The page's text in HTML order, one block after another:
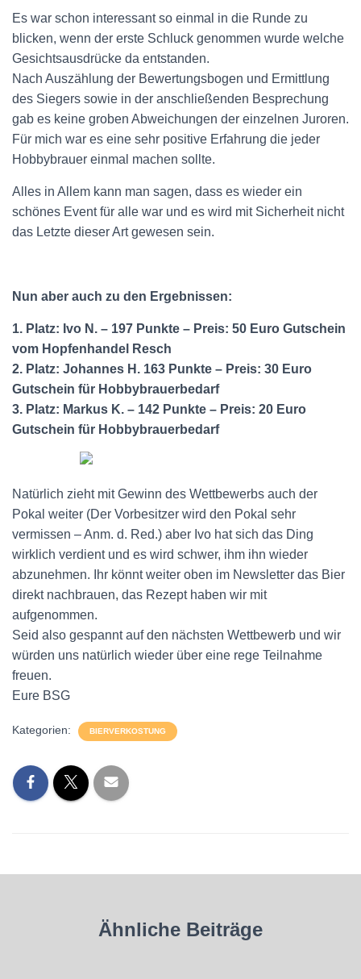
Es war schon interessant so einmal in die Runde zu
blicken, wenn der erste Schluck genommen wurde welche
Gesichtsausdrücke da entstanden.
Nach Auszählung der Bewertungsbogen und Ermittlung
des Siegers sowie in der anschließenden Besprechung
gab es keine groben Abweichungen der einzelnen Juroren.
Für mich war es eine sehr positive Erfahrung die jeder
Hobbybrauer einmal machen sollte.
Alles in Allem kann man sagen, dass es wieder ein
schönes Event für alle war und es wird mit Sicherheit nicht
das Letzte dieser Art gewesen sein.
Nun aber auch zu den Ergebnissen:
1. Platz: Ivo N. – 197 Punkte – Preis: 50 Euro Gutschein
vom Hopfenhandel Resch
2. Platz: Johannes H. 163 Punkte – Preis: 30 Euro
Gutschein für Hobbybrauerbedarf
3. Platz: Markus K. – 142 Punkte – Preis: 20 Euro
Gutschein für Hobbybrauerbedarf
Natürlich zieht mit Gewinn des Wettbewerbs auch der
Pokal weiter (Der Vorbesitzer wird den Pokal sehr
vermissen – Anm. d. Red.) aber Ivo hat sich das Ding
wirklich verdient und es wird schwer, ihm ihn wieder
abzunehmen. Ihr könnt weiter oben im Newsletter das Bier
direkt nachbrauen, das Rezept haben wir mit
aufgenommen.
Seid also gespannt auf den nächsten Wettbewerb und wir
würden uns natürlich wieder über eine rege Teilnahme
freuen.
Eure BSG
Kategorien: BIERVERKOSTUNG
Ähnliche Beiträge